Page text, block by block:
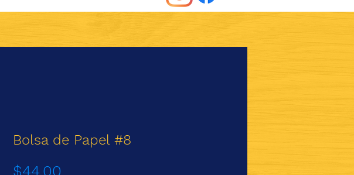
Bolsa de Papel #8
$44.00